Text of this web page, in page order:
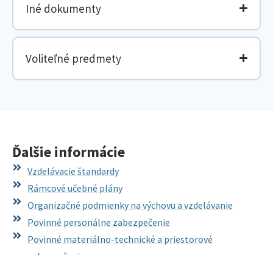
Iné dokumenty
Voliteľné predmety
Ďalšie informácie
Vzdelávacie štandardy
Rámcové učebné plány
Organizačné podmienky na výchovu a vzdelávanie
Povinné personálne zabezpečenie
Povinné materiálno-technické a priestorové